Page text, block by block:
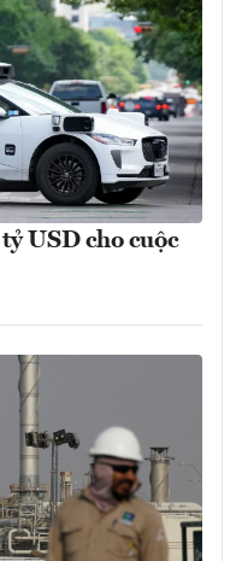
USD cho cuộc